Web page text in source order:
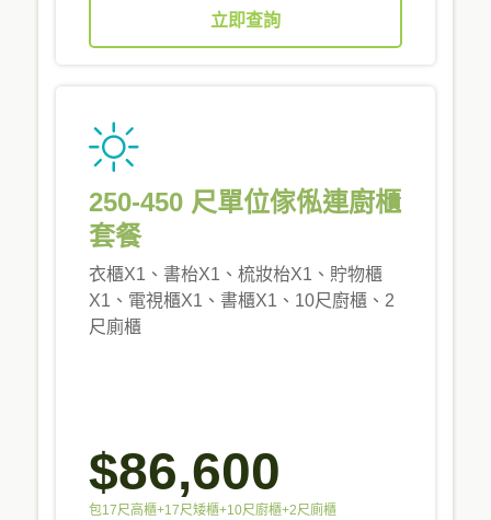
立即查詢
250-450 尺單位傢俬連廚櫃
套餐
衣櫃X1、書枱X1、梳妝枱X1、貯物櫃
X1、電視櫃X1、書櫃X1、10尺廚櫃、2
尺廁櫃
$86,600
包17尺高櫃+17尺矮櫃+10尺廚櫃+2尺廁櫃